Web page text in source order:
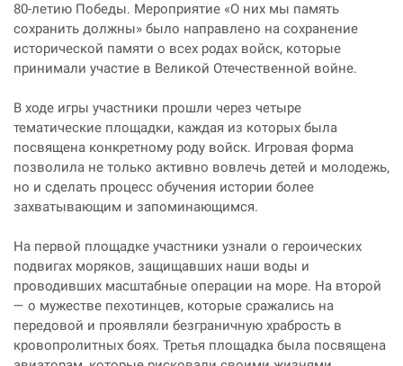
80-летию Победы. Мероприятие «О них мы память
сохранить должны» было направлено на сохранение
исторической памяти о всех родах войск, которые
принимали участие в Великой Отечественной войне.
В ходе игры участники прошли через четыре
тематические площадки, каждая из которых была
посвящена конкретному роду войск. Игровая форма
позволила не только активно вовлечь детей и молодежь,
но и сделать процесс обучения истории более
захватывающим и запоминающимся.
На первой площадке участники узнали о героических
подвигах моряков, защищавших наши воды и
проводивших масштабные операции на море. На второй
— о мужестве пехотинцев, которые сражались на
передовой и проявляли безграничную храбрость в
кровопролитных боях. Третья площадка была посвящена